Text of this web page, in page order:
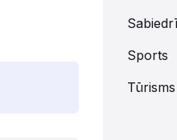
Sports
Tūrisms